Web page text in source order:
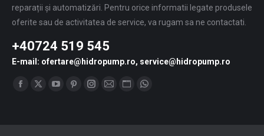
reparații și automatizări. Pentru orice informatii legate produsele
oferite sau de activitatea de service, va rugam sa ne contactati.
+40724 519 545
E-mail: ofertare@hidropump.ro, service@hidropump.ro
Find us on:
Facebook
X
YouTube
PinterestInstagram
Mail WebsiteWhatsapp